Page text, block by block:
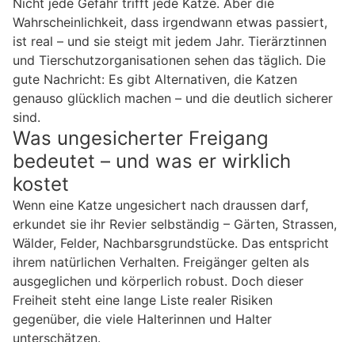
Nicht jede Gefahr trifft jede Katze. Aber die
Wahrscheinlichkeit, dass irgendwann etwas passiert,
ist real – und sie steigt mit jedem Jahr. Tierärztinnen
und Tierschutzorganisationen sehen das täglich. Die
gute Nachricht: Es gibt Alternativen, die Katzen
genauso glücklich machen – und die deutlich sicherer
sind.
Was ungesicherter Freigang
bedeutet – und was er wirklich
kostet
Wenn eine Katze ungesichert nach draussen darf,
erkundet sie ihr Revier selbständig – Gärten, Strassen,
Wälder, Felder, Nachbarsgrundstücke. Das entspricht
ihrem natürlichen Verhalten. Freigänger gelten als
ausgeglichen und körperlich robust. Doch dieser
Freiheit steht eine lange Liste realer Risiken
gegenüber, die viele Halterinnen und Halter
unterschätzen.